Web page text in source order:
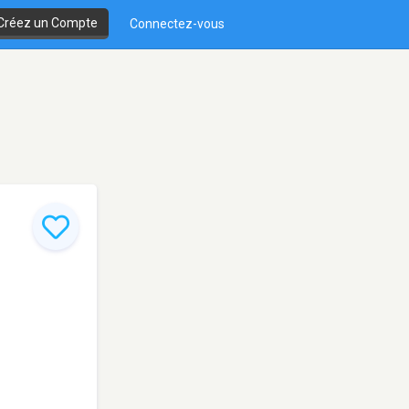
un Compte Connectez-vous